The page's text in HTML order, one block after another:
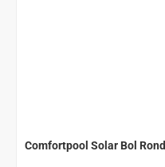
Comfortpool Solar Bol Rond